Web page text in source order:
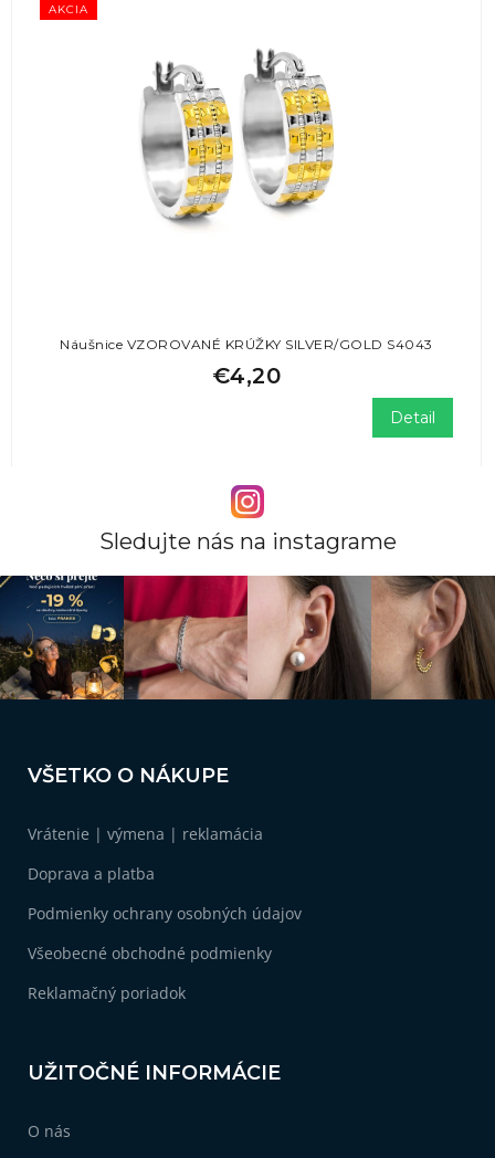
AKCIA
Náušnice VZOROVANÉ KRÚŽKY SILVER/GOLD S4043
€4,20
Detail
Sledujte nás na instagrame
VŠETKO O NÁKUPE
Vrátenie | výmena | reklamácia
Doprava a platba
Podmienky ochrany osobných údajov
Všeobecné obchodné podmienky
Reklamačný poriadok
UŽITOČNÉ INFORMÁCIE
O nás